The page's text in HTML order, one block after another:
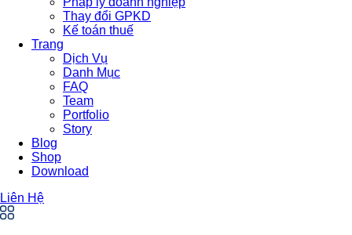
Thay đổi GPKD
Kế toán thuế
Trang
Dịch Vụ
Danh Mục
FAQ
Team
Portfolio
Story
Blog
Shop
Download
Liên Hệ